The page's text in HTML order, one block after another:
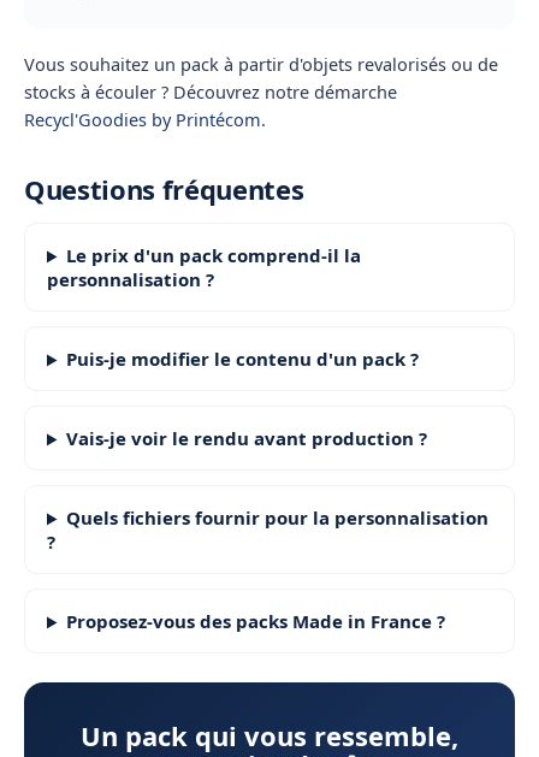
Vous souhaitez un pack à partir d'objets revalorisés ou de
stocks à écouler ? Découvrez notre démarche
Recycl'Goodies by Printécom.
Questions fréquentes
Le prix d'un pack comprend-il la
personnalisation ?
Puis-je modifier le contenu d'un pack ?
Vais-je voir le rendu avant production ?
Quels fichiers fournir pour la personnalisation
?
Proposez-vous des packs Made in France ?
Un pack qui vous ressemble,